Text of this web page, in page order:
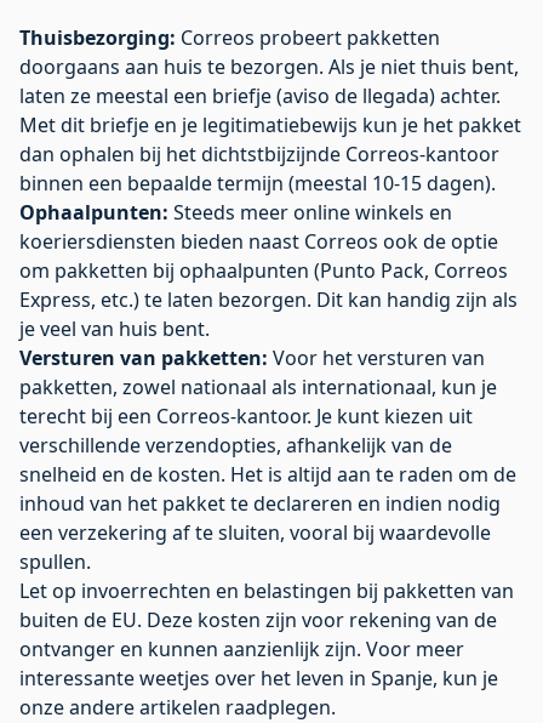
Thuisbezorging: Correos probeert pakketten
doorgaans aan huis te bezorgen. Als je niet thuis bent,
laten ze meestal een briefje (aviso de llegada) achter.
Met dit briefje en je legitimatiebewijs kun je het pakket
dan ophalen bij het dichtstbijzijnde Correos-kantoor
binnen een bepaalde termijn (meestal 10-15 dagen).
Ophaalpunten: Steeds meer online winkels en
koeriersdiensten bieden naast Correos ook de optie
om pakketten bij ophaalpunten (Punto Pack, Correos
Express, etc.) te laten bezorgen. Dit kan handig zijn als
je veel van huis bent.
Versturen van pakketten: Voor het versturen van
pakketten, zowel nationaal als internationaal, kun je
terecht bij een Correos-kantoor. Je kunt kiezen uit
verschillende verzendopties, afhankelijk van de
snelheid en de kosten. Het is altijd aan te raden om de
inhoud van het pakket te declareren en indien nodig
een verzekering af te sluiten, vooral bij waardevolle
spullen.
Let op invoerrechten en belastingen bij pakketten van
buiten de EU. Deze kosten zijn voor rekening van de
ontvanger en kunnen aanzienlijk zijn. Voor meer
interessante weetjes over het leven in Spanje, kun je
onze andere artikelen raadplegen.